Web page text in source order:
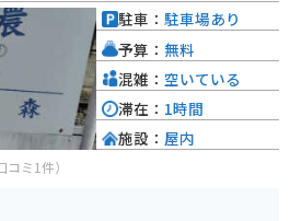
すめです。
コミ1件）
駐車： 駐車場あり
予算： 無料
混雑： 空いている
滞在： 1時間
施設： 屋内